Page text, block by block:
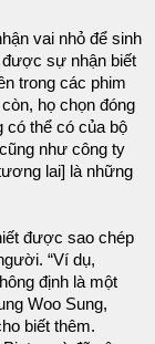
vai nhỏ để sinh
được sự nhận biết
trong các phim
họ chọn đóng
có thể có của bộ
như công ty
lai] là những
được sao chép
“Ví dụ,
định là một
Woo Sung,
biết thêm.